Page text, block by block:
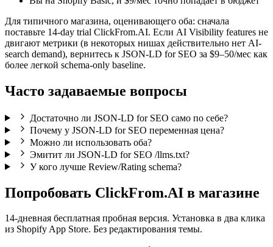
Для типичного магазина, оценивающего оба: сначала
поставьте 14-day trial ClickFrom.AI. Если AI Visibility features не
двигают метрики (в некоторых нишах действительно нет AI-
search demand), вернитесь к JSON-LD for SEO за $9–50/мес как
более легкой schema-only baseline.
Часто задаваемые вопросы
Достаточно ли JSON-LD for SEO само по себе?
Почему у JSON-LD for SEO переменная цена?
Можно ли использовать оба?
Эмитит ли JSON-LD for SEO /llms.txt?
У кого лучше Review/Rating schema?
Попробовать ClickFrom.AI в магазине
14-дневная бесплатная пробная версия. Установка в два клика
из Shopify App Store. Без редактирования темы.